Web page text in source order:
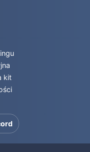
kit